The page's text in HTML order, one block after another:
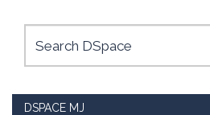
DSPACE MJ